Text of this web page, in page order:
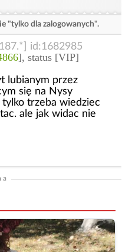
"tylko dla zalogowanych".
id:1682985
], status [VIP]
lubianym przez
się na Nysy
trzeba wiedziec
ale jak widac nie